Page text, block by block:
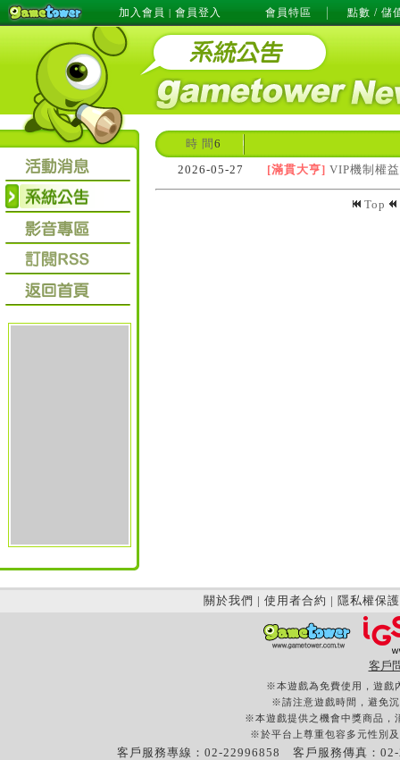
加入會員 | 會員登入 會員特區 點數 / 儲
時 間 6
2026-05-27
[滿貫大亨] VIP機制權
Top
關於我們 | 使用者合約 | 隱私權保護
客戶
※本遊戲為免費使用，遊戲
※請注意遊戲時間，避免
※本遊戲提供之機會中獎商品，
※於平台上尊重包容多元性別
客戶服務專線：02-22996858 客戶服務傳真：